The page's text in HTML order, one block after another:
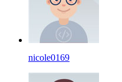
nicole0169